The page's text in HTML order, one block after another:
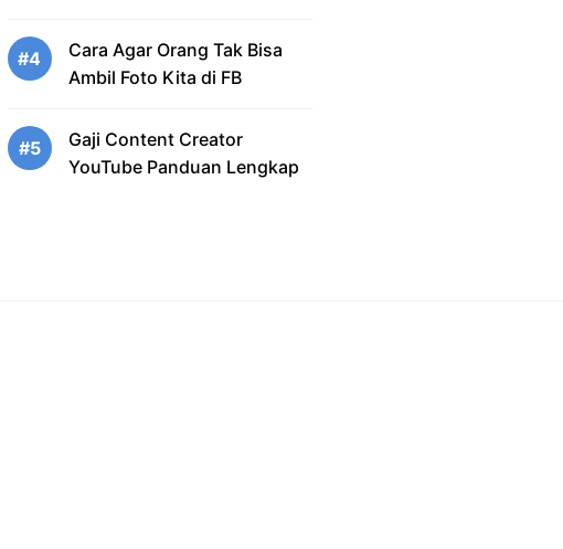
#4
Cara Agar Orang Tak Bisa
Ambil Foto Kita di FB
#5
Gaji Content Creator
YouTube Panduan Lengkap